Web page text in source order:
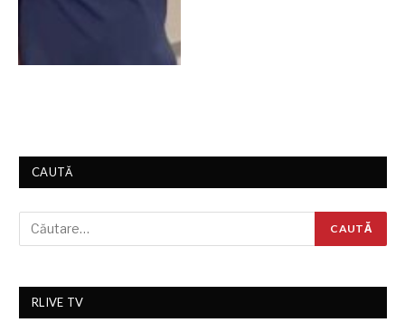
CAUTĂ
RLIVE TV